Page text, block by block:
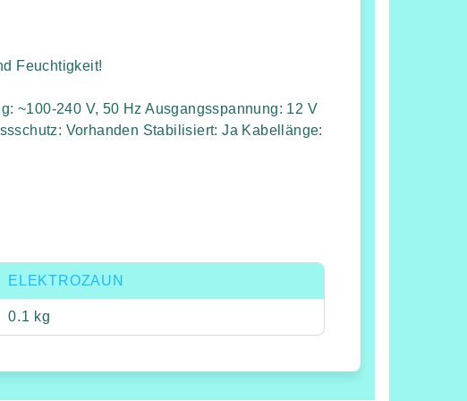
Feuchtigkeit!
~100-240 V, 50 Hz Ausgangsspannung: 12 V
Vorhanden Stabilisiert: Ja Kabellänge:
ELEKTROZAUN
0.1 kg